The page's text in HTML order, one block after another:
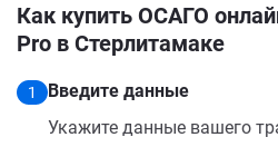
Как купить ОСАГО
Pro в Стерлитамаке
1
Введите данные
Укажите данные вашего